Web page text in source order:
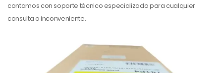
contamos con soporte técnico especializado para cualquier
consulta o inconveniente.